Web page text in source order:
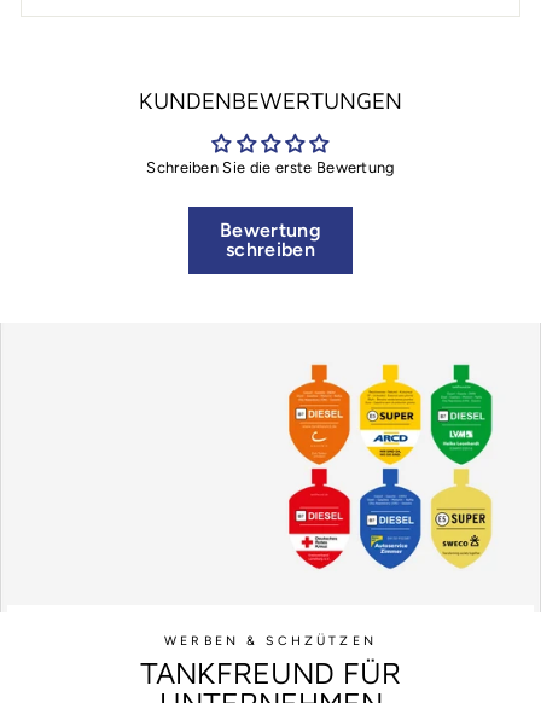
KUNDENBEWERTUNGEN
Schreiben Sie die erste Bewertung
Bewertung
schreiben
WERBEN & SCHZÜTZEN
TANKFREUND FÜR